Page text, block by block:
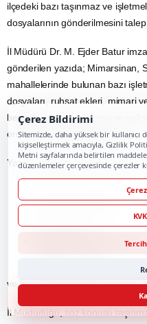
ilçedeki bazı taşınmaz ve
dosyalarının gönderilmesini talep
İl Müdürü Dr. M. Ejder Batur
gönderilen yazıda; Mimarsinan,
mahallelerinde bulunan bazı
dosyaları, ruhsat ekleri, mimari
beyanları ile iş yeri açma ve
örneklerinin istenildiği görüldü.
Yazıda adı geçen yerler arasında;
Family Resort Hotel,
Mola İstanbul,
Mega Saray Düğün
ve bazı özel parseller yer alıyor.
İl Müdürlüğü, söz konusu
Çerez Bildirimi
Sitemizde, daha yüksek bir
kişiselleştirmek amacıyla, Gizlilik
Metni sayfalarında belirtilen
düzenlemeler çerçevesinde çerezler